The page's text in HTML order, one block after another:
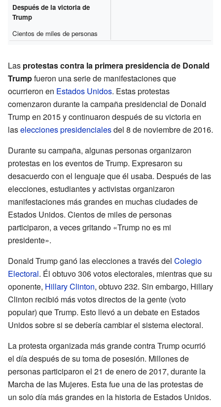
Después de la victoria de
Trump
Cientos de miles de personas
Las protestas contra la primera presidencia de Donald
Trumpfueron una serie de manifestaciones que
ocurrieron en Estados Unidos. Estas protestas
comenzaron durante la campaña presidencial de Donald
Trump en 2015 y continuaron después de su victoria en
laselecciones presidencialesdel 8 de noviembre de 2016.
Durante su campaña, algunas personas organizaron
protestas en los eventos de Trump. Expresaron su
desacuerdo con el lenguaje que él usaba. Después de las
elecciones, estudiantes y activistas organizaron
manifestaciones más grandes en muchas ciudades de
Estados Unidos. Cientos de miles de personas
participaron, a veces gritando «Trump no es mi
presidente».
Donald Trump ganó las elecciones a través del Colegio
Electoral. Él obtuvo 306 votos electorales, mientras que su
oponente, Hillary Clinton, obtuvo 232. Sin embargo, Hillary
Clinton recibió más votos directos de la gente (voto
popular) que Trump. Esto llevó a un debate en Estados
Unidos sobre si se debería cambiar el sistema electoral.
La protesta organizada más grande contra Trump ocurrió
el día después de su toma de posesión. Millones de
personas participaron el 21 de enero de 2017, durante la
Marcha de las Mujeres. Esta fue una de las protestas de
un solo día más grandes en la historia de Estados Unidos.